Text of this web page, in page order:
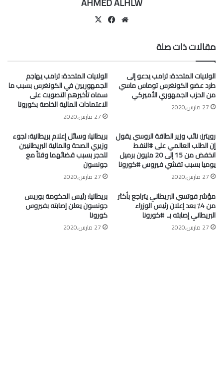
موقعفيسبوك
مقالات ذات صلة
الولايات المتحدة: ترامب يدعو إلى
طرد عضو الكونغرس توماس ماسي
من الحزب الجمهوري الأميركي
27 مارس,2020
الولايات المتحدة: ترامب يهاجم
الجمهوريين في الكونغرس بسبب ما
سماه تأخيرهم التصويت على
الاعتمادات المالية الخاصة بكورونا
27 مارس,2020
رويترز: نائب وزير الطاقة الروسي يقول
إن الطلب العالمي على #النفط
انخفض من 15 إلى 20 مليون برميل
يوميا بسبب تفشي فيروس #كورونا
27 مارس,2020
بريطانيا: وسائل إعلام بريطانية: لجوء
وزيري الصحة والمالية البريطانيين
للحجر بسبب قضائهما وقتاً مع
جونسون
27 مارس,2020
مؤشر فوتسي البريطاني يتراجع بأكثر
من 4٪ بعد إعلان رئيس الوزراء
البريطاني إصابته بـ ⁧ #كورونا⁩
27 مارس,2020
بريطانيا: رئيس الحكومة بوريس
جونسون يعلن إصابته بفيروس
كورونا
27 مارس,2020